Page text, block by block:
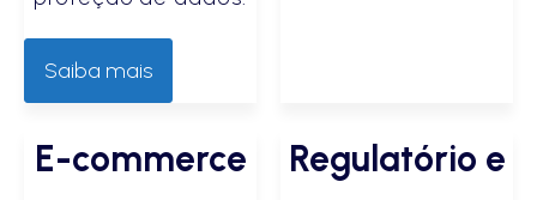
Saiba mais
E-commerce
Regulatório e